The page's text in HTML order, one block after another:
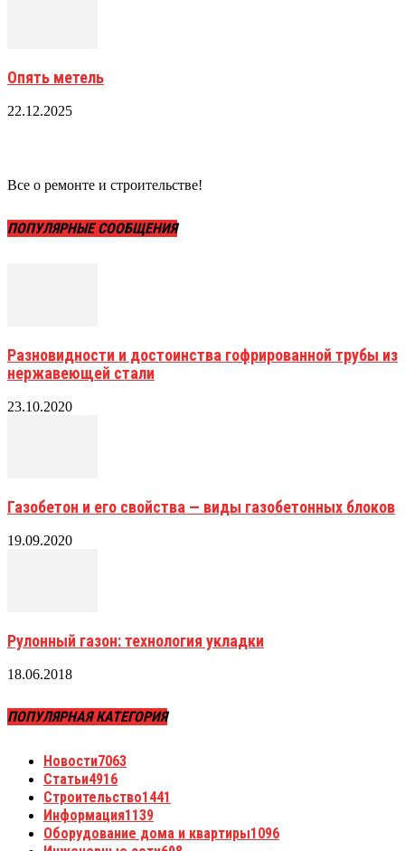
Опять метель
22.12.2025
Все о ремонте и строительстве!
ПОПУЛЯРНЫЕ СООБЩЕНИЯ
Разновидности и достоинства гофрированной трубы из
нержавеющей стали
23.10.2020
Газобетон и его свойства — виды газобетонных блоков
19.09.2020
Рулонный газон: технология укладки
18.06.2018
ПОПУЛЯРНАЯ КАТЕГОРИЯ
Новости7063
Статьи4916
Строительство1441
Информация1139
Оборудование дома и квартиры1096